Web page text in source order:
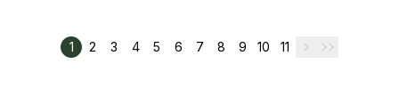
1 2 3 4 5 6 7 8 9 10 11